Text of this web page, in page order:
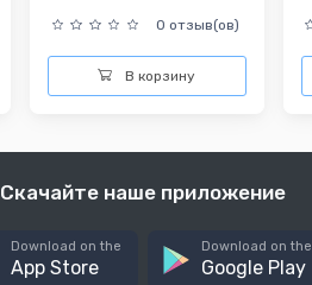
0 отзыв(ов)
В корзину
Скачайте наше приложение
Download on the
App Store
Download on the
Google Play